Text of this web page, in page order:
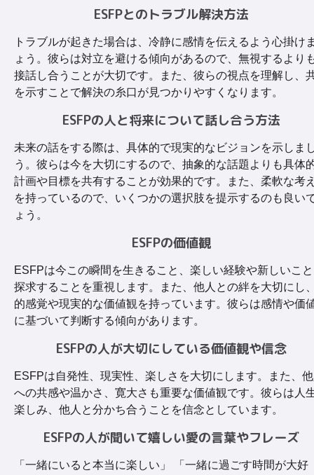
ESFPとのトラブル解決方法
トラブルが起きた場合は、冷静に感情を伝えるよう心掛け
ょう。彼らは対立を避ける傾向があるので、無視するより
接話し合うことが大切です。また、彼らの視点を理解し、
を示すことで解決の糸口が見つかりやすくなります。
ESFPの人と将来について話し合う方法
未来の話をする際は、具体的で現実的なビジョンを示しま
う。彼らは今を大切にするので、抽象的な話題よりも具体
計画や目標を共有することが効果的です。また、柔軟な考
を持っているので、いくつかの選択肢を提示するのも良い
ょう。
ESFPの価値観
ESFPは今この瞬間を生きること、楽しい経験や新しいこ
探求することを重視します。また、他人との絆を大切にし
的感覚や現実的な価値観を持っています。彼らは感情や価
に基づいて判断する傾向があります。
ESFPの人が大切にしている価値観や信念
ESFPは自発性、現実性、楽しさを大切にします。また、
への共感や温かさ、寛大さも重要な価値観です。彼らは人
楽しみ、他人と分かち合うことを信念としています。
ESFPの人が聞いて嬉しい愛の言葉やフレーズ
「一緒にいると本当に楽しい」 「一緒に過ごす時間が大好